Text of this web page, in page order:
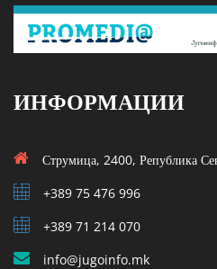
ИНФОРМАЦИИ
Струмица, 2400, Република
+389 75 476 996
+389 71 214 070
info@jugoinfo.mk